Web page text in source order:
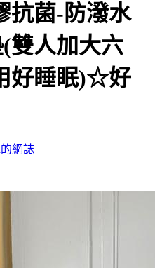
抗菌-防潑水
雙人加大六
好睡眠)☆好
網誌